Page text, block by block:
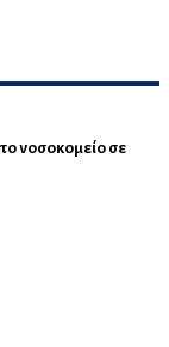
νοσοκομείο σε